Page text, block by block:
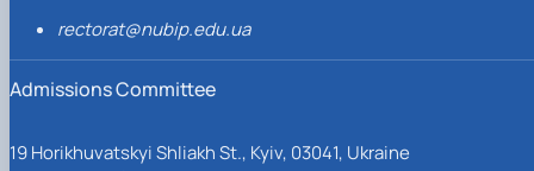
rectorat@nubip.edu.ua
Admissions Committee
19 Horikhuvatskyi Shliakh St., Kyiv, 03041, Ukraine